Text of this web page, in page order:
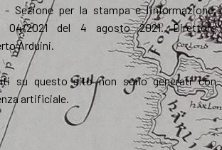
- Sezione per la stampa e l’informazione,
04/2021 del 4 agosto 2021. Direttore
Arduini.
su questo sito non sono generati con
artificiale.